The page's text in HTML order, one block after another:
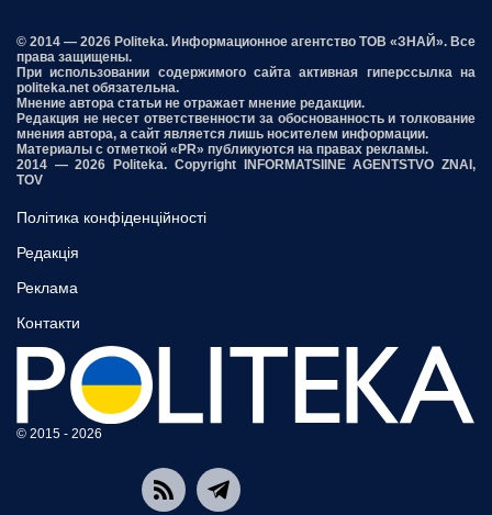
© 2014 — 2026 Politeka. Информационное агентство ТОВ «ЗНАЙ». Все
права защищены.
При использовании содержимого сайта активная гиперссылка на
politeka.net обязательна.
Мнение автора статьи не отражает мнение редакции.
Редакция не несет ответственности за обоснованность и толкование
мнения автора, а сайт является лишь носителем информации.
Материалы с отметкой «PR» публикуются на правах рекламы.
2014 — 2026 Politeka. Copyright INFORMATSIINE AGENTSTVO ZNAI,
TOV
Політика конфіденційності
Редакція
Реклама
Контакти
© 2015 - 2026